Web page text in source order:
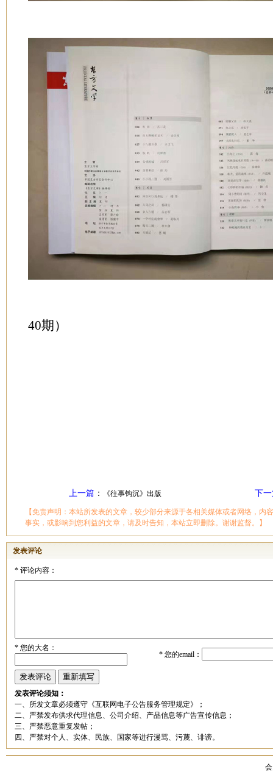
40期）
上一篇： 《往事钩沉》出版 下
【免责声明：本站所发表的文章，较少部分来源于各相关媒体或者网络，内
事实，或影响到您利益的文章，请及时告知，本站立即删除。谢谢监督。】
发表评论
*评论内容：
*您的大名：
*您的email：
发表评论须知：
一、所发文章必须遵守《互联网电子公告服务管理规定》；
二、严禁发布供求代理信息、公司介绍、产品信息等广告宣传信息；
三、严禁恶意重复发帖；
四、严禁对个人、实体、民族、国家等进行漫骂、污蔑、诽谤。